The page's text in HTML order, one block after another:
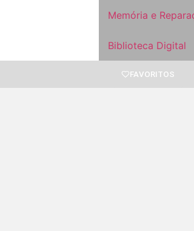
Memória e
Biblioteca Digital
FAVORITOS